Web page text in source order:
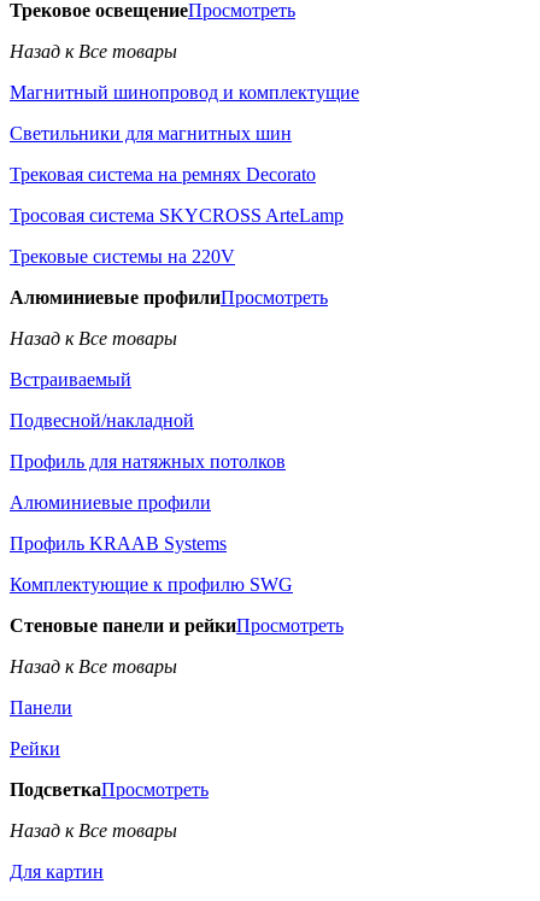
Трековое освещениеПросмотреть
Назад к Все товары
Магнитный шинопровод и комплектущие
Светильники для магнитных шин
Трековая система на ремнях Decorato
Тросовая система SKYCROSS ArteLamp
Трековые системы на 220V
Алюминиевые профилиПросмотреть
Назад к Все товары
Встраиваемый
Подвесной/накладной
Профиль для натяжных потолков
Алюминиевые профили
Профиль KRAAB Systems
Комплектующие к профилю SWG
Стеновые панели и рейкиПросмотреть
Назад к Все товары
Панели
Рейки
ПодсветкаПросмотреть
Назад к Все товары
Для картин